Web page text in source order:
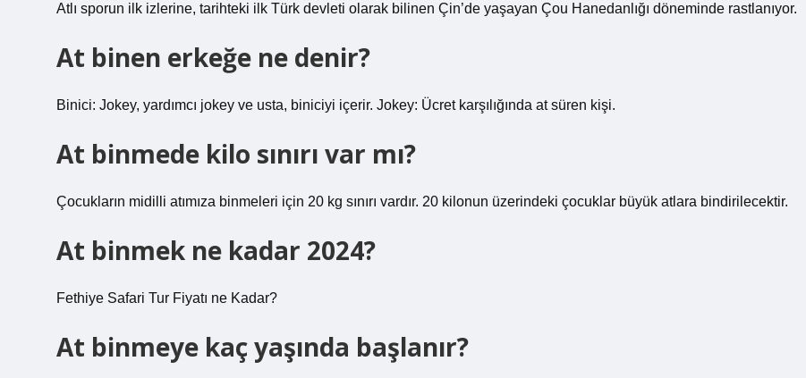
Atlı sporun ilk izlerine, tarihteki ilk Türk devleti olarak bilinen Çin’de yaşayan Çou Hanedanlığı döneminde rastlanıyor.
At binen erkeğe ne denir?
Binici: Jokey, yardımcı jokey ve usta, biniciyi içerir. Jokey: Ücret karşılığında at süren kişi.
At binmede kilo sınırı var mı?
Çocukların midilli atımıza binmeleri için 20 kg sınırı vardır. 20 kilonun üzerindeki çocuklar büyük atlara bindirilecektir.
At binmek ne kadar 2024?
Fethiye Safari Tur Fiyatı ne Kadar?
At binmeye kaç yaşında başlanır?